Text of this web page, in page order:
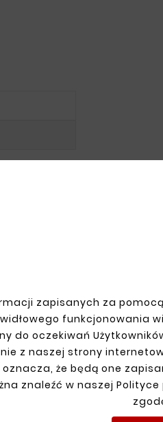
zapisanych za
funkcjonowania
do oczekiwań
z naszej strony
oznacza, że będą one
znaleźć w naszej